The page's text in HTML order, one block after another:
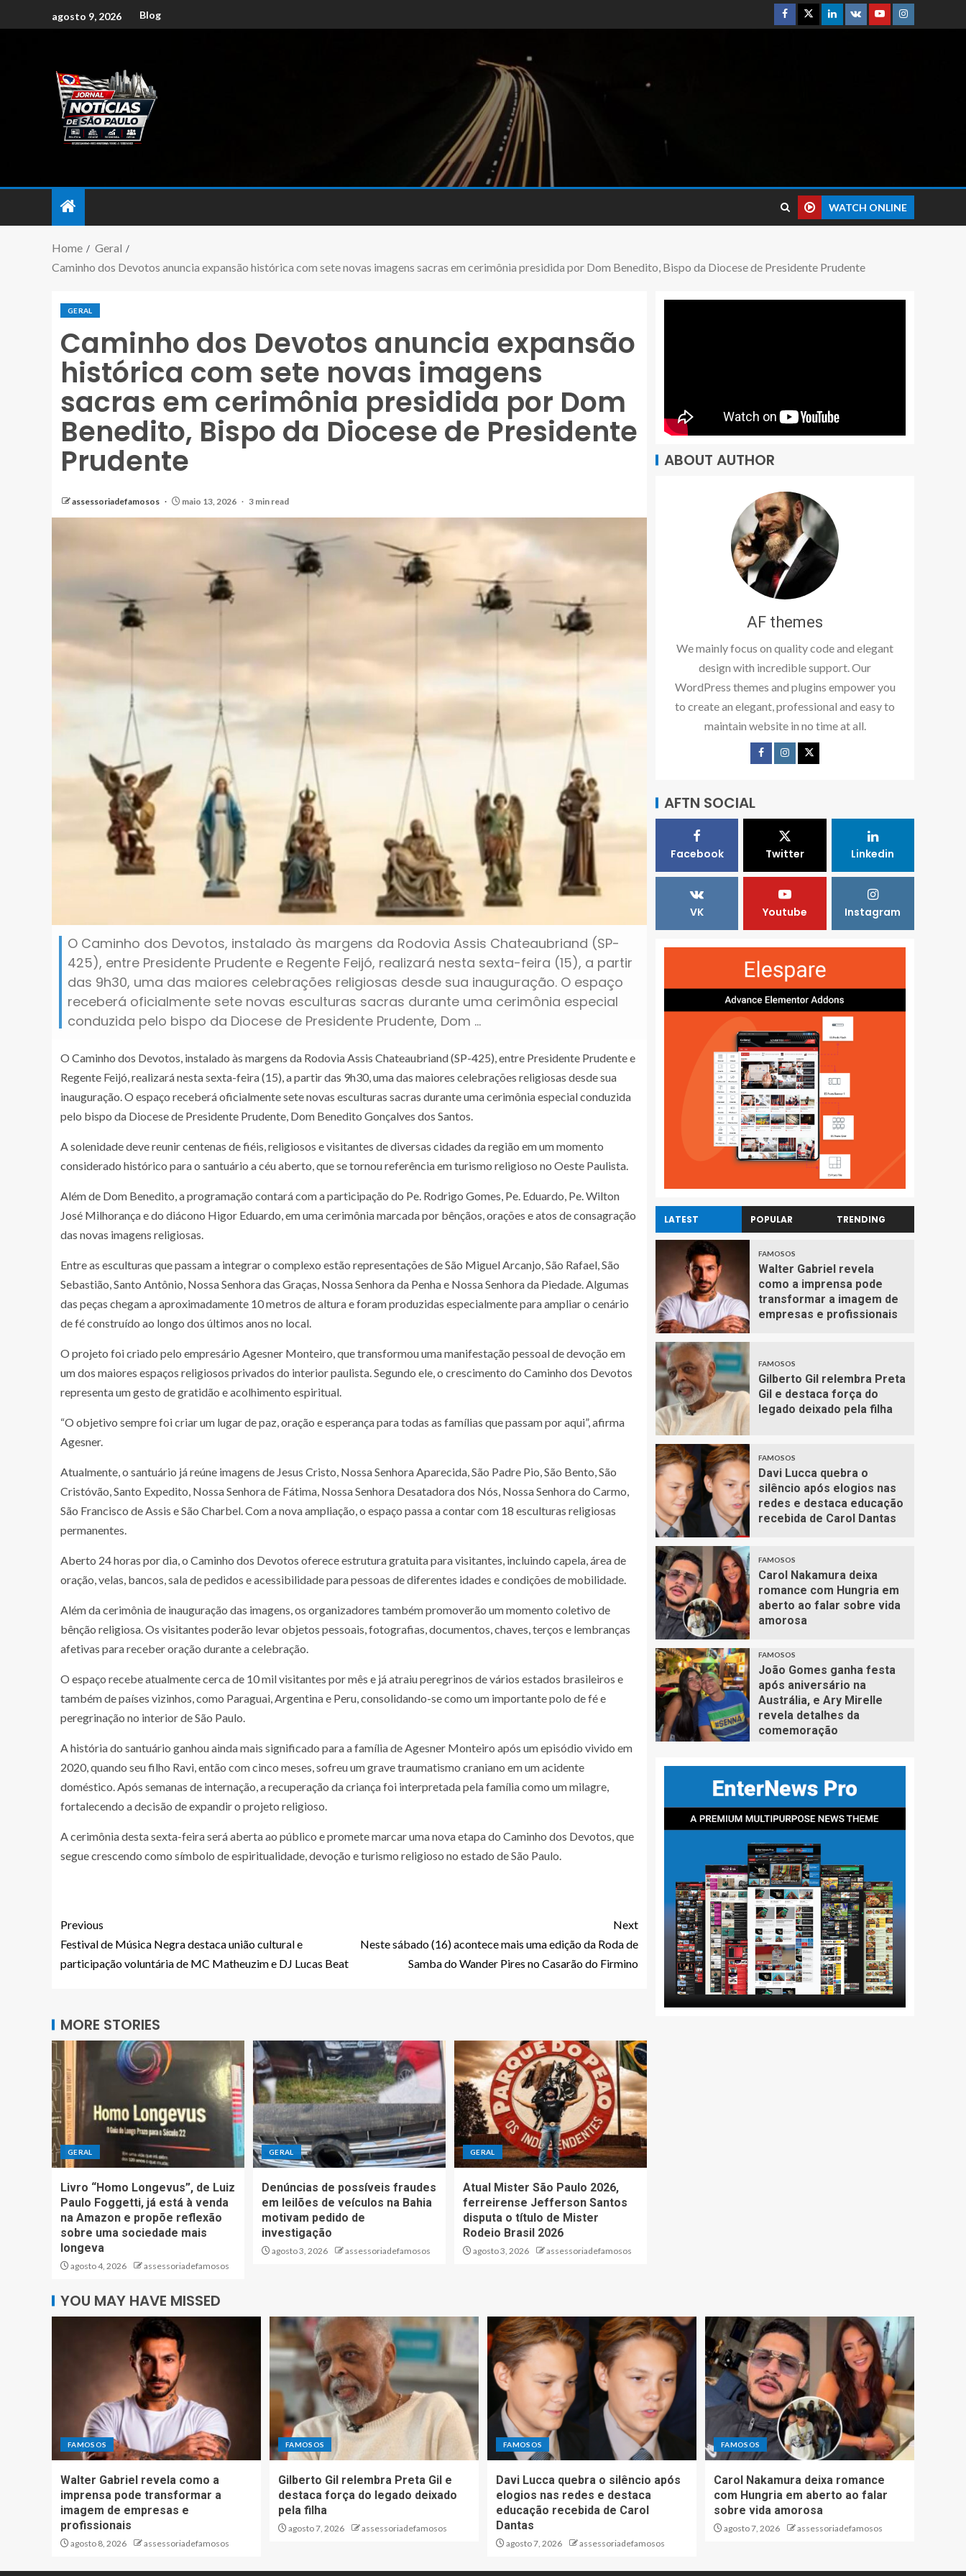
agosto 9, 2026 Blog
WATCH ONLINE
Home
Geral
Caminho dos Devotos anuncia expansão histórica com sete novas imagens sacras em cerimônia presidida por Dom Benedito, Bispo da Diocese de Presidente Prudente
GERAL
Caminho dos Devotos anuncia expansão
histórica com sete novas imagens
sacras em cerimônia presidida por Dom
Benedito, Bispo da Diocese de Presidente
Prudente
assessoriadefamosos maio 13, 2026 3 min read
O Caminho dos Devotos, instalado às margens da Rodovia Assis Chateaubriand (SP-
425), entre Presidente Prudente e Regente Feijó, realizará nesta sexta-feira (15), a partir
das 9h30, uma das maiores celebrações religiosas desde sua inauguração. O espaço
receberá oficialmente sete novas esculturas sacras durante uma cerimônia especial
conduzida pelo bispo da Diocese de Presidente Prudente, Dom …
O Caminho dos Devotos, instalado às margens da Rodovia Assis Chateaubriand (SP-425), entre Presidente Prudente e
Regente Feijó, realizará nesta sexta-feira (15), a partir das 9h30, uma das maiores celebrações religiosas desde sua
inauguração. O espaço receberá oficialmente sete novas esculturas sacras durante uma cerimônia especial conduzida
pelo bispo da Diocese de Presidente Prudente, Dom Benedito Gonçalves dos Santos.
A solenidade deve reunir centenas de fiéis, religiosos e visitantes de diversas cidades da região em um momento
considerado histórico para o santuário a céu aberto, que se tornou referência em turismo religioso no Oeste Paulista.
Além de Dom Benedito, a programação contará com a participação do Pe. Rodrigo Gomes, Pe. Eduardo, Pe. Wilton
José Milhorança e do diácono Higor Eduardo, em uma cerimônia marcada por bênçãos, orações e atos de consagração
das novas imagens religiosas.
Entre as esculturas que passam a integrar o complexo estão representações de São Miguel Arcanjo, São Rafael, São
Sebastião, Santo Antônio, Nossa Senhora das Graças, Nossa Senhora da Penha e Nossa Senhora da Piedade. Algumas
das peças chegam a aproximadamente 10 metros de altura e foram produzidas especialmente para ampliar o cenário
de fé construído ao longo dos últimos anos no local.
O projeto foi criado pelo empresário Agesner Monteiro, que transformou uma manifestação pessoal de devoção em
um dos maiores espaços religiosos privados do interior paulista. Segundo ele, o crescimento do Caminho dos Devotos
representa um gesto de gratidão e acolhimento espiritual.
“O objetivo sempre foi criar um lugar de paz, oração e esperança para todas as famílias que passam por aqui”, afirma
Agesner.
Atualmente, o santuário já reúne imagens de Jesus Cristo, Nossa Senhora Aparecida, São Padre Pio, São Bento, São
Cristóvão, Santo Expedito, Nossa Senhora de Fátima, Nossa Senhora Desatadora dos Nós, Nossa Senhora do Carmo,
São Francisco de Assis e São Charbel. Com a nova ampliação, o espaço passa a contar com 18 esculturas religiosas
permanentes.
Aberto 24 horas por dia, o Caminho dos Devotos oferece estrutura gratuita para visitantes, incluindo capela, área de
oração, velas, bancos, sala de pedidos e acessibilidade para pessoas de diferentes idades e condições de mobilidade.
Além da cerimônia de inauguração das imagens, os organizadores também promoverão um momento coletivo de
bênção religiosa. Os visitantes poderão levar objetos pessoais, fotografias, documentos, chaves, terços e lembranças
afetivas para receber oração durante a celebração.
O espaço recebe atualmente cerca de 10 mil visitantes por mês e já atraiu peregrinos de vários estados brasileiros e
também de países vizinhos, como Paraguai, Argentina e Peru, consolidando-se como um importante polo de fé e
peregrinação no interior de São Paulo.
A história do santuário ganhou ainda mais significado para a família de Agesner Monteiro após um episódio vivido em
2020, quando seu filho Ravi, então com cinco meses, sofreu um grave traumatismo craniano em um acidente
doméstico. Após semanas de internação, a recuperação da criança foi interpretada pela família como um milagre,
fortalecendo a decisão de expandir o projeto religioso.
A cerimônia desta sexta-feira será aberta ao público e promete marcar uma nova etapa do Caminho dos Devotos, que
segue crescendo como símbolo de espiritualidade, devoção e turismo religioso no estado de São Paulo.
Previous
Festival de Música Negra destaca união cultural e
participação voluntária de MC Matheuzim e DJ Lucas Beat
Next
Neste sábado (16) acontece mais uma edição da Roda de
Samba do Wander Pires no Casarão do Firmino
MORE STORIES
GERAL
Livro “Homo Longevus”, de Luiz
Paulo Foggetti, já está à venda
na Amazon e propõe reflexão
sobre uma sociedade mais
longeva
agosto 4, 2026 assessoriadefamosos
GERAL
Denúncias de possíveis fraudes
em leilões de veículos na Bahia
motivam pedido de
investigação
agosto 3, 2026 assessoriadefamosos
GERAL
Atual Mister São Paulo 2026,
ferreirense Jefferson Santos
disputa o título de Mister
Rodeio Brasil 2026
agosto 3, 2026 assessoriadefamosos
ABOUT AUTHOR
AF themes
We mainly focus on quality code and elegant
design with incredible support. Our
WordPress themes and plugins empower you
to create an elegant, professional and easy to
maintain website in no time at all.
AFTN SOCIAL
Facebook Twitter Linkedin
VK Youtube Instagram
LATEST POPULAR TRENDING
FAMOSOS
Walter Gabriel revela
como a imprensa pode
transformar a imagem de
empresas e profissionais
FAMOSOS
Gilberto Gil relembra Preta
Gil e destaca força do
legado deixado pela filha
FAMOSOS
Davi Lucca quebra o
silêncio após elogios nas
redes e destaca educação
recebida de Carol Dantas
FAMOSOS
Carol Nakamura deixa
romance com Hungria em
aberto ao falar sobre vida
amorosa
FAMOSOS
João Gomes ganha festa
após aniversário na
Austrália, e Ary Mirelle
revela detalhes da
comemoração
YOU MAY HAVE MISSED
FAMOSOS
Walter Gabriel revela como a
imprensa pode transformar a
imagem de empresas e
profissionais
agosto 8, 2026 assessoriadefamosos
FAMOSOS
Gilberto Gil relembra Preta Gil e
destaca força do legado deixado
pela filha
agosto 7, 2026 assessoriadefamosos
FAMOSOS
Davi Lucca quebra o silêncio após
elogios nas redes e destaca
educação recebida de Carol
Dantas
agosto 7, 2026 assessoriadefamosos
FAMOSOS
Carol Nakamura deixa romance
com Hungria em aberto ao falar
sobre vida amorosa
agosto 7, 2026 assessoriadefamosos